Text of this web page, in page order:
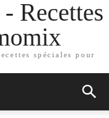
Recettes
spéciales pour